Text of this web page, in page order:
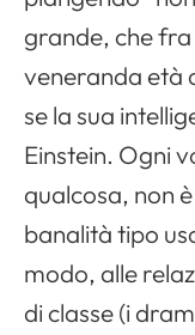
grande, che
veneranda età
se la sua
Einstein. Ogni
qualcosa, non
banalità tipo
modo, alle
di classe (i